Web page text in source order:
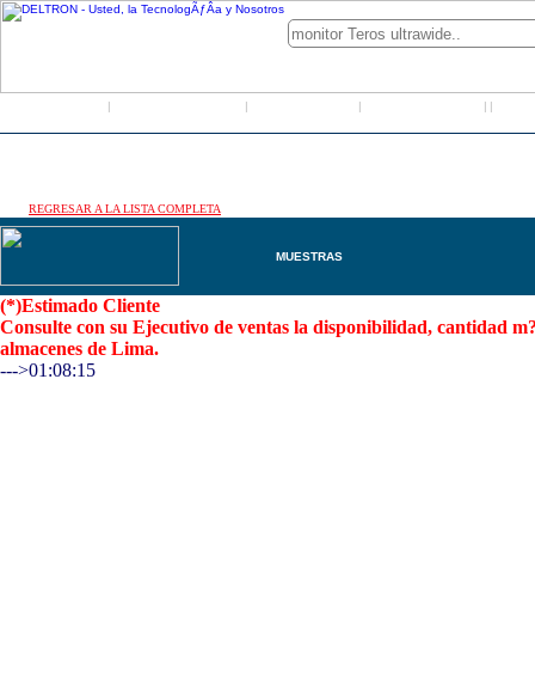
| | | | |
REGRESAR A LA LISTA COMPLETA
MUESTRAS
(*)Estimado Cliente
Consulte con su Ejecutivo de ventas la disponibilidad, cantidad
almacenes de Lima.
--->01:08:15